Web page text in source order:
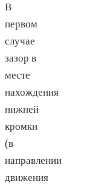
В
первом
случае
зазор в
месте
нахождения
нижней
кромки
(в
направлении
движения